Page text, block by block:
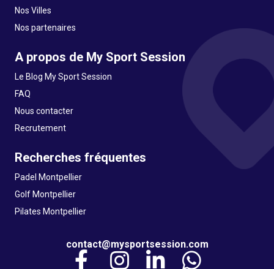
Nos Villes
Nos partenaires
A propos de My Sport Session
Le Blog My Sport Session
FAQ
Nous contacter
Recrutement
Recherches fréquentes
Padel Montpellier
Golf Montpellier
Pilates Montpellier
contact@mysportsession.com